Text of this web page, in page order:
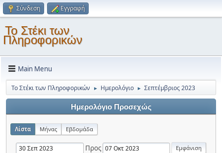
Σύνδεση Εγγραφή
Το Στέκι των
Πληροφορικών
Main Menu
Το Στέκι των Πληροφορικών ► Ημερολόγιο ► Σεπτέμβριος 2023
Ημερολόγιο Προσεχώς
Λίστα Μήνας Εβδομάδα
Προς